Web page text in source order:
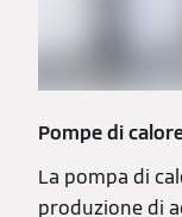
Pompe di
La pompa di
produzione di